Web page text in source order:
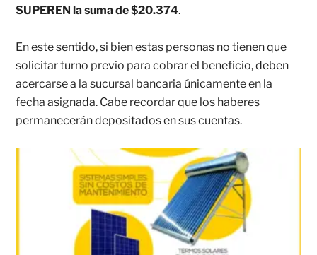
SUPEREN la suma de $20.374.
En este sentido, si bien estas personas no tienen que
solicitar turno previo para cobrar el beneficio, deben
acercarse a la sucursal bancaria únicamente en la
fecha asignada. Cabe recordar que los haberes
permanecerán depositados en sus cuentas.